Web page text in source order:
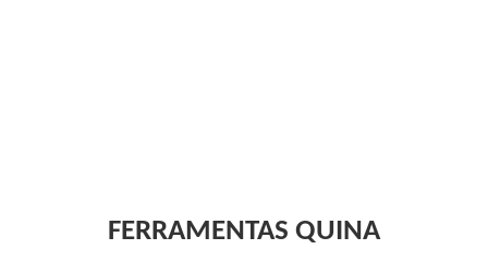
FERRAMENTAS QUINA